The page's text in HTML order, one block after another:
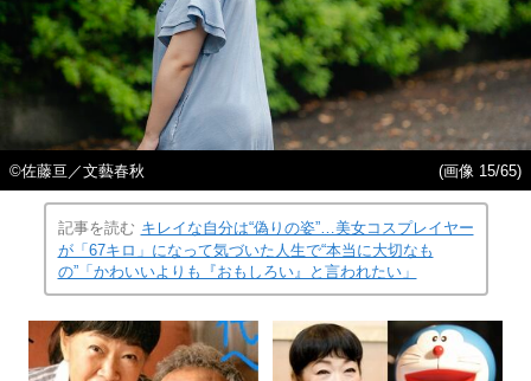
©佐藤亘／文藝春秋 (画像 15/65)
記事を読む キレイな自分は“偽りの姿”…美女コスプレイヤー
が「67キロ」になって気づいた人生で“本当に大切なも
の”「かわいいよりも『おもしろい』と言われたい」